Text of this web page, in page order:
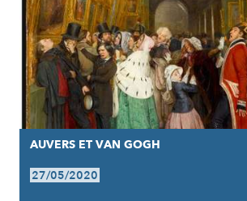
AUVERS ET VAN GOGH
27/05/2020